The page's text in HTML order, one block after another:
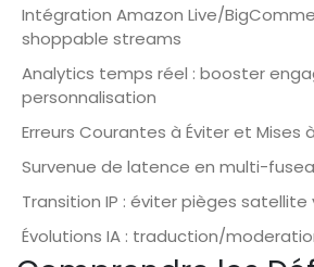
Intégration Amazon Live/
shoppable streams
Analytics temps réel : booster
personnalisation
Erreurs Courantes à Éviter et Mises
Survenue de latence en multi-
Transition IP : éviter pièges satellite
Évolutions IA : traduction/